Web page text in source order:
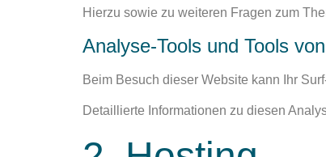
Hierzu sowie zu weiteren Fragen zum
Analyse-Tools und Tools
Beim Besuch dieser Website kann Ihr
Detaillierte Informationen zu diesen